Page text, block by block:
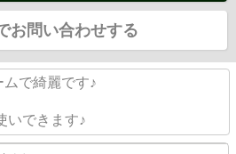
お問い合わせする
で綺麗です♪
いできます♪